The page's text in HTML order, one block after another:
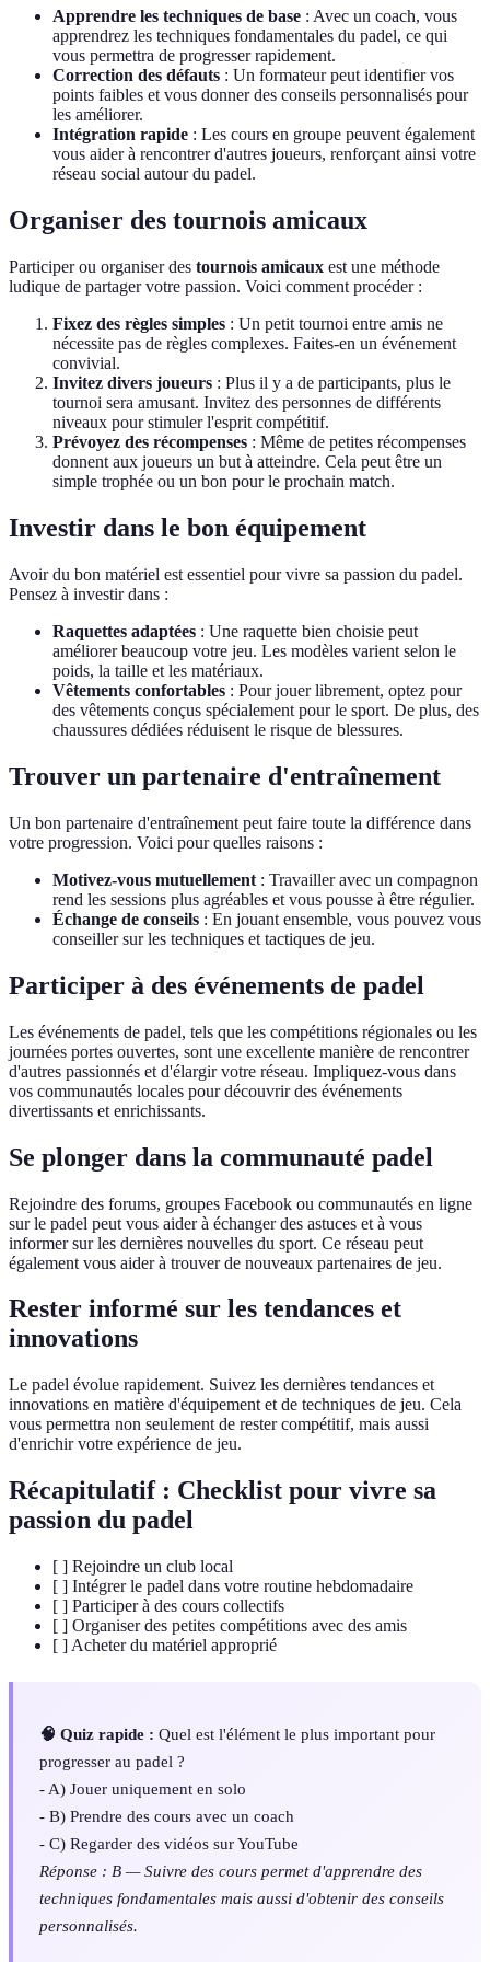
Apprendre les techniques de base : Avec un coach, vous
apprendrez les techniques fondamentales du padel, ce qui
vous permettra de progresser rapidement.
Correction des défauts : Un formateur peut identifier vos
points faibles et vous donner des conseils personnalisés pour
les améliorer.
Intégration rapide : Les cours en groupe peuvent également
vous aider à rencontrer d'autres joueurs, renforçant ainsi votre
réseau social autour du padel.
Organiser des tournois amicaux
Participer ou organiser des tournois amicaux est une méthode
ludique de partager votre passion. Voici comment procéder :
Fixez des règles simples : Un petit tournoi entre amis ne
nécessite pas de règles complexes. Faites-en un événement
convivial.
Invitez divers joueurs : Plus il y a de participants, plus le
tournoi sera amusant. Invitez des personnes de différents
niveaux pour stimuler l'esprit compétitif.
Prévoyez des récompenses : Même de petites récompenses
donnent aux joueurs un but à atteindre. Cela peut être un
simple trophée ou un bon pour le prochain match.
Investir dans le bon équipement
Avoir du bon matériel est essentiel pour vivre sa passion du padel.
Pensez à investir dans :
Raquettes adaptées : Une raquette bien choisie peut
améliorer beaucoup votre jeu. Les modèles varient selon le
poids, la taille et les matériaux.
Vêtements confortables : Pour jouer librement, optez pour
des vêtements conçus spécialement pour le sport. De plus, des
chaussures dédiées réduisent le risque de blessures.
Trouver un partenaire d'entraînement
Un bon partenaire d'entraînement peut faire toute la différence dans
votre progression. Voici pour quelles raisons :
Motivez-vous mutuellement : Travailler avec un compagnon
rend les sessions plus agréables et vous pousse à être régulier.
Échange de conseils : En jouant ensemble, vous pouvez vous
conseiller sur les techniques et tactiques de jeu.
Participer à des événements de padel
Les événements de padel, tels que les compétitions régionales ou les
journées portes ouvertes, sont une excellente manière de rencontrer
d'autres passionnés et d'élargir votre réseau. Impliquez-vous dans
vos communautés locales pour découvrir des événements
divertissants et enrichissants.
Se plonger dans la communauté padel
Rejoindre des forums, groupes Facebook ou communautés en ligne
sur le padel peut vous aider à échanger des astuces et à vous
informer sur les dernières nouvelles du sport. Ce réseau peut
également vous aider à trouver de nouveaux partenaires de jeu.
Rester informé sur les tendances et
innovations
Le padel évolue rapidement. Suivez les dernières tendances et
innovations en matière d'équipement et de techniques de jeu. Cela
vous permettra non seulement de rester compétitif, mais aussi
d'enrichir votre expérience de jeu.
Récapitulatif : Checklist pour vivre sa
passion du padel
[ ] Rejoindre un club local
[ ] Intégrer le padel dans votre routine hebdomadaire
[ ] Participer à des cours collectifs
[ ] Organiser des petites compétitions avec des amis
[ ] Acheter du matériel approprié
🧠 Quiz rapide : Quel est l'élément le plus important pour
progresser au padel ?
- A) Jouer uniquement en solo
- B) Prendre des cours avec un coach
- C) Regarder des vidéos sur YouTube
Réponse : B — Suivre des cours permet d'apprendre des
techniques fondamentales mais aussi d'obtenir des conseils
personnalisés.